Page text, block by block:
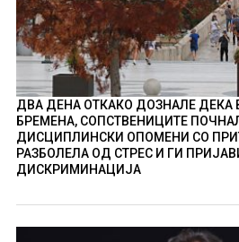
ДВА ДЕНА ОТКАКО ДОЗНАЛЕ ДЕКА
БРЕМЕНА, СОПСТВЕНИЦИТЕ
ДИСЦИПЛИНСКИ ОПОМЕНИ СО
РАЗБОЛЕЛА ОД СТРЕС И ГИ
ДИСКРИМИНАЦИЈА